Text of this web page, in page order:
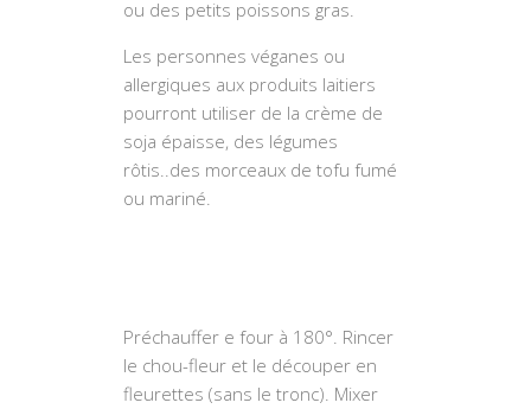
ou des petits poissons gras.
Les personnes véganes ou
allergiques aux produits laitiers
pourront utiliser de la crème de
soja épaisse, des légumes
rôtis..des morceaux de tofu fumé
ou mariné.
Préchauffer e four à 180°. Rincer
le chou-fleur et le découper en
fleurettes (sans le tronc). Mixer